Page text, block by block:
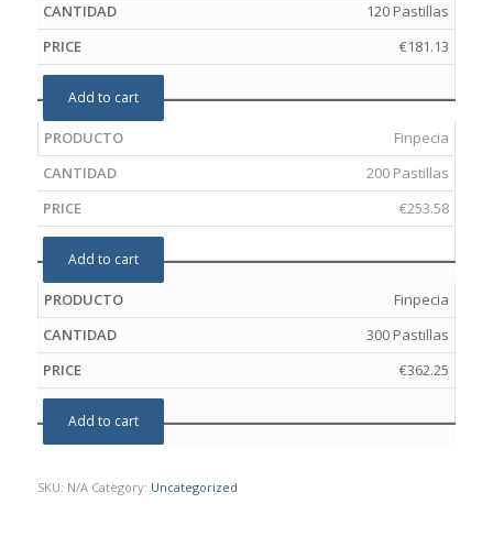
120 Pastillas
€181.13
Add to cart
Finpecia
200 Pastillas
€253.58
Add to cart
Finpecia
300 Pastillas
€362.25
Add to cart
SKU: N/A Category: Uncategorized